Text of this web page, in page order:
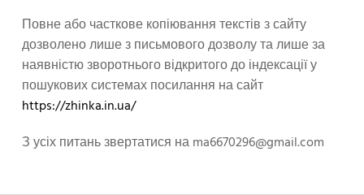
Повне або часткове копіювання текстів з сайту
дозволено лише з письмового дозволу та лише за
наявністю зворотнього відкритого до індексації у
пошукових системах посилання на сайт
https://zhinka.in.ua/
З усіх питань звертатися наma6670296@gmail.com